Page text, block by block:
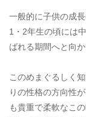
一般的に子供の成
1・2年生の頃には
ばれる期間へと向か
このめまぐるしく
りの性格の方向性
も貴重で柔軟なこ